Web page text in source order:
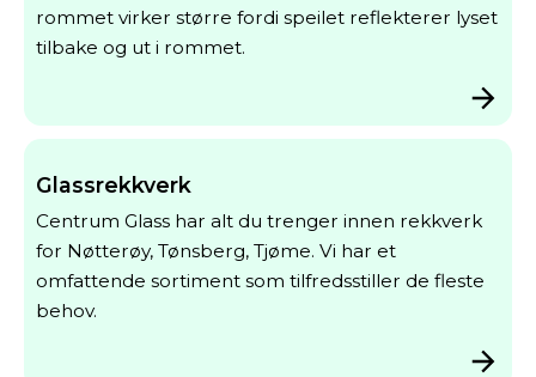
rommet virker større fordi speilet reflekterer lyset
tilbake og ut i rommet.
Glassrekkverk
Centrum Glass har alt du trenger innen rekkverk
for Nøtterøy, Tønsberg, Tjøme. Vi har et
omfattende sortiment som tilfredsstiller de fleste
behov.